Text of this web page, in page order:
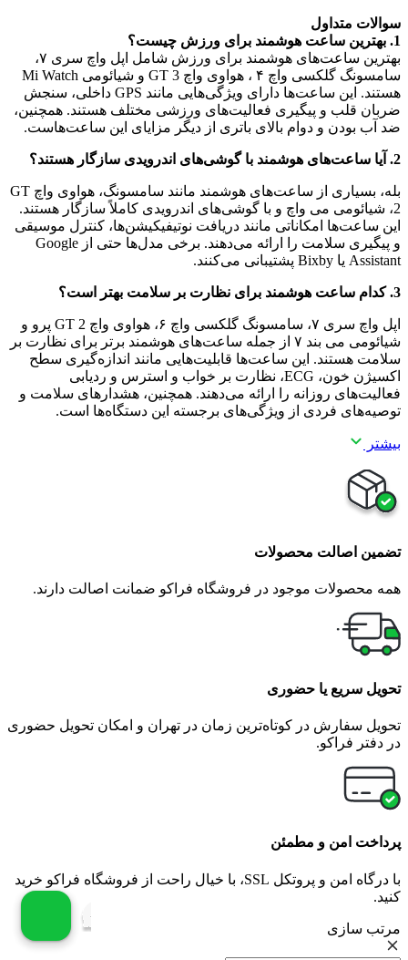
سوالات متداول
1. بهترین ساعت‌ هوشمند برای ورزش چیست؟
بهترین ساعت‌های هوشمند برای ورزش شامل اپل واچ سری ۷،
سامسونگ گلکسی واچ ۴ ، هواوی واچ GT 3 و شیائومی Mi Watch
هستند. این ساعت‌ها دارای ویژگی‌هایی مانند GPS داخلی، سنجش
ضربان قلب و پیگیری فعالیت‌های ورزشی مختلف هستند. همچنین،
ضد آب بودن و دوام بالای باتری از دیگر مزایای این ساعت‌هاست.
2. آیا ساعت‌های هوشمند با گوشی‌های اندرویدی سازگار هستند؟
بله، بسیاری از ساعت‌های هوشمند مانند سامسونگ، هواوی واچ GT
2، شیائومی می واچ و با گوشی‌های اندرویدی کاملاً سازگار هستند.
این ساعت‌ها امکاناتی مانند دریافت نوتیفیکیشن‌ها، کنترل موسیقی
و پیگیری سلامت را ارائه می‌دهند. برخی مدل‌ها حتی از Google
Assistant یا Bixby پشتیبانی می‌کنند.
3. کدام ساعت هوشمند برای نظارت بر سلامت بهتر است؟
اپل واچ سری ۷، سامسونگ گلکسی واچ ۶، هواوی واچ GT 2 پرو و
شیائومی می بند ۷ از جمله ساعت‌های هوشمند برتر برای نظارت بر
سلامت هستند. این ساعت‌ها قابلیت‌هایی مانند اندازه‌گیری سطح
اکسیژن خون، ECG، نظارت بر خواب و استرس و ردیابی
فعالیت‌های روزانه را ارائه می‌دهند. همچنین، هشدارهای سلامت و
توصیه‌های فردی از ویژگی‌های برجسته این دستگاه‌ها است.
بیشتر
تضمین اصالت محصولات
همه محصولات موجود در فروشگاه فراکو ضمانت اصالت دارند.
تحویل سریع یا حضوری
تحویل سفارش در کوتاه‌ترین زمان در تهران و امکان تحویل حضوری
در دفتر فراکو.
پرداخت امن و مطمئن
با درگاه امن و پروتکل SSL، با خیال راحت از فروشگاه فراکو خرید
کنید.
مرتب سازی